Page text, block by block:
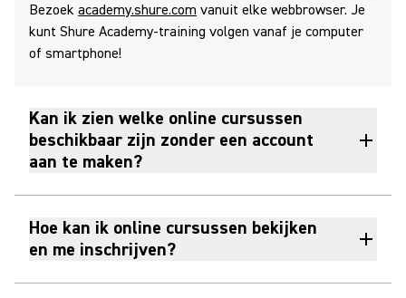
Bezoek academy.shure.com vanuit elke webbrowser. Je
kunt Shure Academy-training volgen vanaf je computer
of smartphone!
Kan ik zien welke online cursussen
beschikbaar zijn zonder een account
aan te maken?
Hoe kan ik online cursussen bekijken
en me inschrijven?